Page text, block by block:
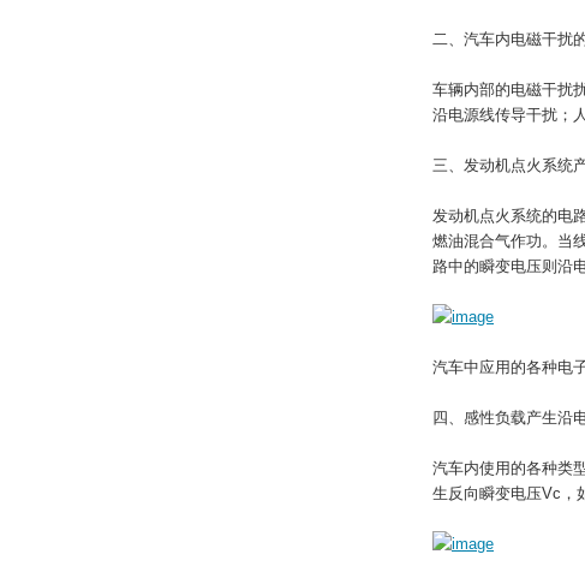
二、汽车内电磁干扰
车辆内部的电磁干扰
沿电源线传导干扰；
三、发动机点火系统
发动机点火系统的电
燃油混合气作功。当
路中的瞬变电压则沿
汽车中应用的各种电
四、感性负载产生沿
汽车内使用的各种类
生反向瞬变电压Vc，